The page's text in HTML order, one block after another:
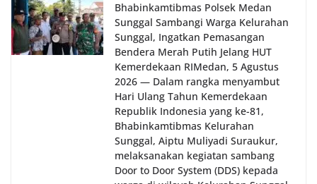
Bhabinkamtibmas Polsek Medan
Sunggal Sambangi Warga Kelurahan
Sunggal, Ingatkan Pemasangan
Bendera Merah Putih Jelang HUT
Kemerdekaan RI‎‎Medan, 5 Agustus
2026 — Dalam rangka menyambut
Hari Ulang Tahun Kemerdekaan
Republik Indonesia yang ke-81,
Bhabinkamtibmas Kelurahan
Sunggal, Aiptu Muliyadi Suraukur,
melaksanakan kegiatan sambang
Door to Door System (DDS) kepada